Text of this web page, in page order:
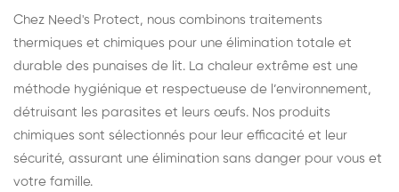
Chez Need's Protect, nous combinons traitements
thermiques et chimiques pour une élimination totale et
durable des punaises de lit. La chaleur extrême est une
méthode hygiénique et respectueuse de l’environnement,
détruisant les parasites et leurs œufs. Nos produits
chimiques sont sélectionnés pour leur efficacité et leur
sécurité, assurant une élimination sans danger pour vous et
votre famille.